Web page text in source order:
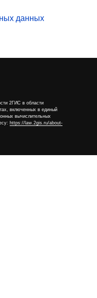
данных
2ГИС в области
включенных в единый
вычислительных
https://law.2gis.ru/about-